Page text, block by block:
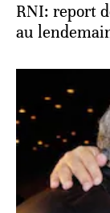
RNI: report
au